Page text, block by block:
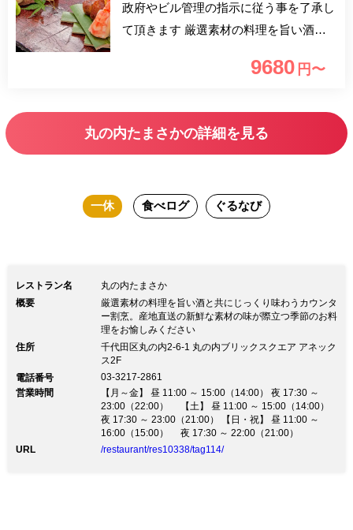
政府やビル管理の指示に従う事を了承し
て頂きます 厳選素材の料理を旨い酒と
ウンターでは素材の味を活かし丁寧に一
ます。丸の内の景色をお愉しみ頂きなが
ら贅沢なひとときをご堪能ください。
9680 円〜
丸の内たまさかの詳細を見る
一休 食べログ ぐるなび
レストラン名
丸の内たまさか
概要
厳選素材の料理を旨い酒と共にじっくり味わうカウンタ
ー割烹。産地直送の新鮮な素材の味が際立つ季節のお料
理をお愉しみください
住所
千代田区丸の内2-6-1 丸の内ブリックスクエア アネック
ス2F
電話番号
03-3217-2861
営業時間
【月～金】 昼 11:00 ～ 15:00（14:00） 夜 17:30 ～
23:00（22:00） 【土】 昼 11:00 ～ 15:00（14:00）
夜 17:30 ～ 23:00（21:00） 【日・祝】 昼 11:00 ～
16:00（15:00） 夜 17:30 ～ 22:00（21:00）
URL
/restaurant/res10338/tag114/